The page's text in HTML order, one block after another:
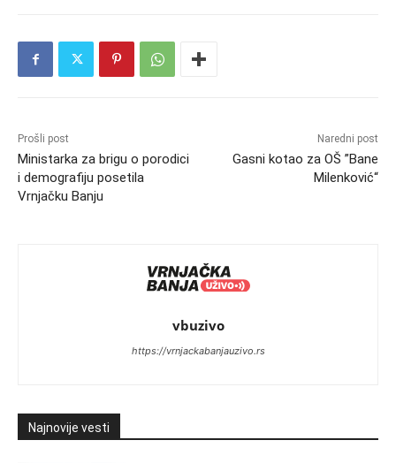
Prošli post
Ministarka za brigu o porodici
i demografiju posetila
Vrnjačku Banju
Naredni post
Gasni kotao za OŠ ”Bane
Milenković“
vbuzivo
https://vrnjackabanjauzivo.rs
Najnovije vesti